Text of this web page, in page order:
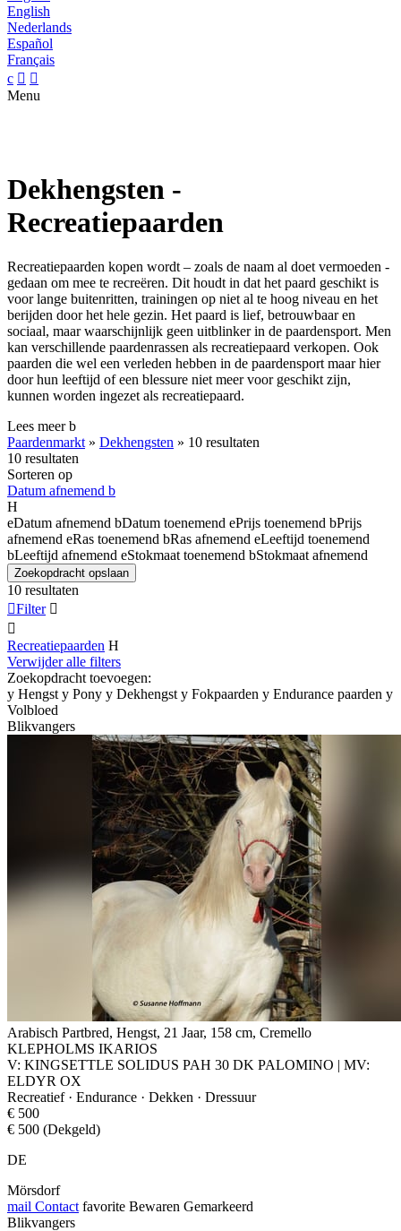
English
Nederlands
Español
Français
c  
Menu
Dekhengsten -
Recreatiepaarden
Recreatiepaarden kopen wordt – zoals de naam al doet vermoeden -
gedaan om mee te recreëren. Dit houdt in dat het paard geschikt is
voor lange buitenritten, trainingen op niet al te hoog niveau en het
berijden door het hele gezin. Het paard is lief, betrouwbaar en
sociaal, maar waarschijnlijk geen uitblinker in de paardensport. Men
kan verschillende paardenrassen als recreatiepaard verkopen. Ook
paarden die wel een verleden hebben in de paardensport maar hier
door hun leeftijd of een blessure niet meer voor geschikt zijn,
kunnen worden ingezet als recreatiepaard.
Lees meerb
Paardenmarkt » Dekhengsten » 10 resultaten
10 resultaten
Sorteren op
Datum afnemend b
H
eDatum afnemend bDatum toenemend ePrijs toenemend bPrijs
afnemend eRas toenemend bRas afnemend eLeeftijd toenemend
bLeeftijd afnemend eStokmaat toenemend bStokmaat afnemend
Zoekopdracht opslaan
10 resultaten
Filter 

Recreatiepaarden H
Verwijder alle filters
Zoekopdracht toevoegen:
y Hengst y Pony y Dekhengst y Fokpaarden y Endurance paarden y
Volbloed
Blikvangers
Arabisch Partbred, Hengst, 21 Jaar, 158 cm, Cremello
KLEPHOLMS IKARIOS
V: KINGSETTLE SOLIDUS PAH 30 DK PALOMINO | MV:
ELDYR OX
Recreatief · Endurance · Dekken · Dressuur
€ 500
€ 500 (Dekgeld)
DE
Mörsdorf
mail Contact favorite Bewaren Gemarkeerd
Blikvangers